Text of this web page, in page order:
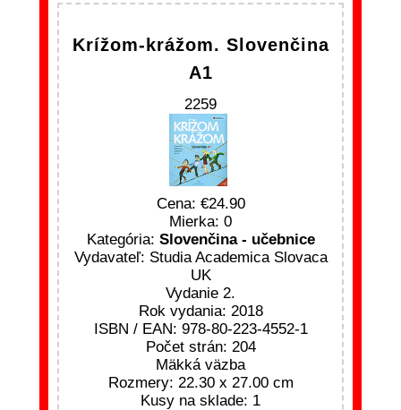
Krížom-krážom. Slovenčina
A1
2259
Cena:
24.90
Mierka: 0
Kategória: Slovenčina - učebnice
Vydavateľ: Studia Academica Slovaca
UK
Vydanie 2.
Rok vydania: 2018
ISBN / EAN: 978-80-223-4552-1
Počet strán: 204
Mäkká väzba
Rozmery: 22.30 x 27.00 cm
Kusy na sklade: 1